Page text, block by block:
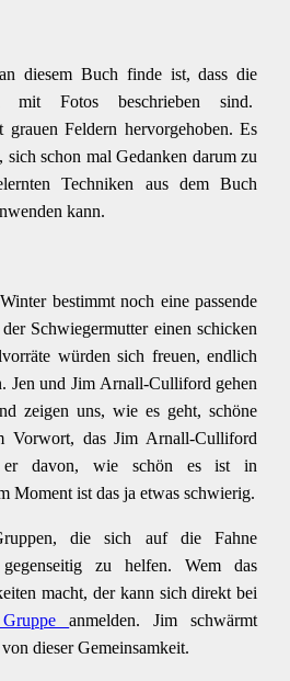
diesem Buch finde ist, dass die
mit Fotos beschrieben sind.
Feldern hervorgehoben. Es
schon mal Gedanken darum zu
Techniken aus dem Buch
kann.
bestimmt noch eine passende
Schwiegermutter einen schicken
würden sich freuen, endlich
Jen und Jim Arnall-Culliford gehen
zeigen uns, wie es geht, schöne
Vorwort, das Jim Arnall-Culliford
er davon, wie schön es ist in
Moment ist das ja etwas schwierig.
die sich auf die Fahne
zu helfen. Wem das
macht, der kann sich direkt bei
Gruppeanmelden. Jim schwärmt
dieser Gemeinsamkeit.